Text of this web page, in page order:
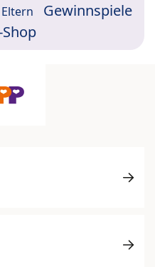
Gewinnspiele